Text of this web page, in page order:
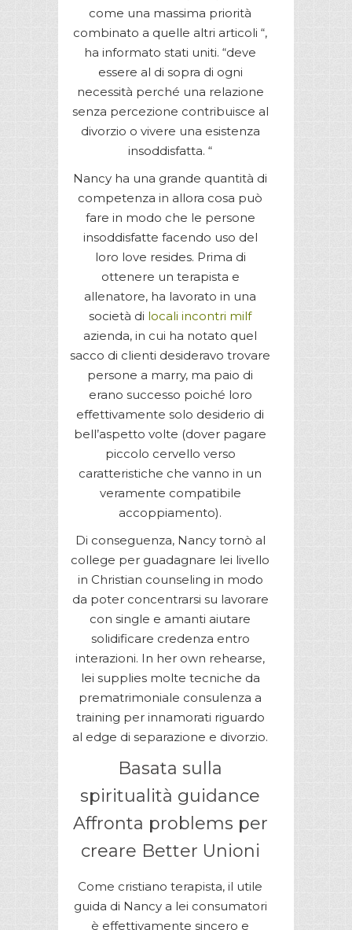
come una massima priorità
combinato a quelle altri articoli “,
ha informato stati uniti. “deve
essere al di sopra di ogni
necessità perché una relazione
senza percezione contribuisce al
divorzio o vivere una esistenza
insoddisfatta. “
Nancy ha una grande quantità di
competenza in allora cosa può
fare in modo che le persone
insoddisfatte facendo uso del
loro love resides. Prima di
ottenere un terapista e
allenatore, ha lavorato in una
società di locali incontri milf
azienda, in cui ha notato quel
sacco di clienti desideravo trovare
persone a marry, ma paio di
erano successo poiché loro
effettivamente solo desiderio di
bell’aspetto volte (dover pagare
piccolo cervello verso
caratteristiche che vanno in un
veramente compatibile
accoppiamento).
Di conseguenza, Nancy tornò al
college per guadagnare lei livello
in Christian counseling in modo
da poter concentrarsi su lavorare
con single e amanti aiutare
solidificare credenza entro
interazioni. In her own rehearse,
lei supplies molte tecniche da
prematrimoniale consulenza a
training per innamorati riguardo
al edge di separazione e divorzio.
Basata sulla
spiritualità guidance
Affronta problems per
creare Better Unioni
Come cristiano terapista, il utile
guida di Nancy a lei consumatori
è effettivamente sincero e